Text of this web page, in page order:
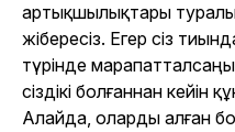
артықшылықтары
жібересіз. Егер сіз
түрінде
сіздікі болғаннан кейін
Алайда, оларды алған